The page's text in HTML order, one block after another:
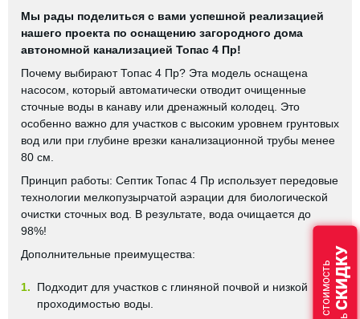
Мы рады поделиться с вами успешной реализацией
нашего проекта по оснащению загородного дома
автономной канализацией Топас 4 Пр!
Почему выбирают Топас 4 Пр? Эта модель оснащена
насосом, который автоматически отводит очищенные
сточные воды в канаву или дренажный колодец. Это
особенно важно для участков с высоким уровнем грунтовых
вод или при глубине врезки канализационной трубы менее
80 см.
Принцип работы: Септик Топас 4 Пр использует передовые
технологии мелкопузырчатой аэрации для биологической
очистки сточных вод. В результате, вода очищается до
98%!
Дополнительные преимущества:
1.
Подходит для участков с глиняной почвой и низкой
проходимостью воды.
СКИДКУ